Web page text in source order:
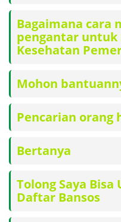
Bagaimana cara
pengantar untuk
Kesehatan
Mohon
Pencarian orang
Bertanya
Tolong Saya Bisa
Daftar Bansos